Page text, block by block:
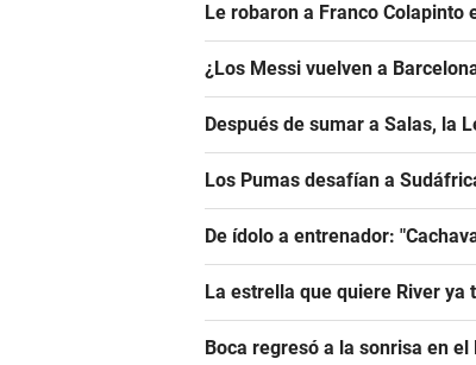
Le robaron a Franco Colapinto
¿Los Messi vuelven a
Después de sumar a Salas, la
Los Pumas desafían a
De ídolo a entrenador:
La estrella que quiere River ya
Boca regresó a la sonrisa en el